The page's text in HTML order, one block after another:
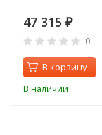
47 315 ₽
0
В корзину
В наличии